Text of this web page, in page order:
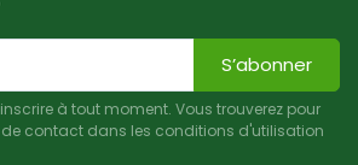
S’abonner
à tout moment. Vous trouverez pour
contact dans les conditions d'utilisation